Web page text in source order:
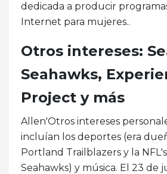
dedicada a producir
Internet para mujeres..
Otros intereses:
Seahawks,
Project y más
Allen'Otros intereses
incluían los deportes (era
Portland Trailblazers y la
Seahawks) y música. El 23 de